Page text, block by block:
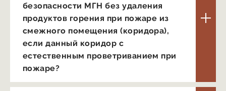
безопасности МГН без удаления
продуктов горения при пожаре из
смежного помещения (коридора),
если данный коридор с
естественным проветриванием при
пожаре?